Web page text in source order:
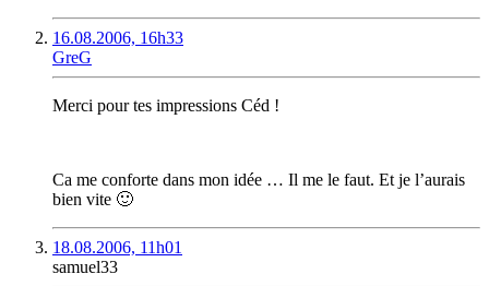
16.08.2006, 16h33
GreG
Merci pour tes impressions Céd !
Ca me conforte dans mon idée … Il me le faut. Et je l’aurais
bien vite 🙂
18.08.2006, 11h01
samuel33